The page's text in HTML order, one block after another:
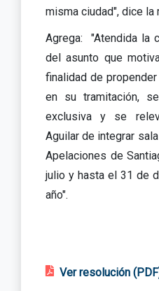
misma ciudad", dice la
Agrega: "Atendida la
del asunto que
finalidad de
en su tramitación,
exclusiva y se
Aguilar de integrar
Apelaciones de
julio y hasta el 31 de
año".
Ver resolución